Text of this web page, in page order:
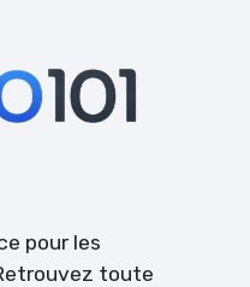
pour les
toute